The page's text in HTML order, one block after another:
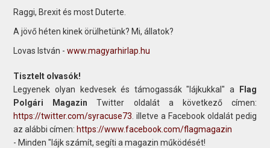
Raggi, Brexit és most Duterte.
A jövő héten kinek örülhetünk? Mi, állatok?
Lovas István - www.magyarhirlap.hu
Tisztelt olvasók!
Legyenek olyan kedvesek és támogassák "lájkukkal" a
Flag
Polgári Magazin Twitter oldalát a következő címen:
https://twitter.com/syracuse73 . illetve a Facebook oldalát pedig
az alábbi címen: https://www.facebook.com/flagmagazin
- Minden "lájk számít, segíti a magazin működését!